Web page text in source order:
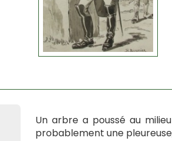
Un arbre a poussé au
probablement une